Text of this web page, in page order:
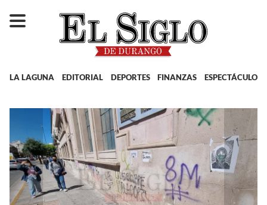
LA LAGUNA EDITORIAL DEPORTES FINANZAS ESPECTÁCULOS